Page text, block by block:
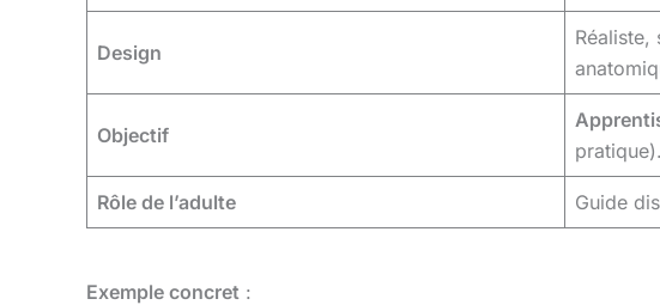
Design
Réaliste,
Objectif
pratique).
Rôle de l’adulte Guide
Exemple concret :